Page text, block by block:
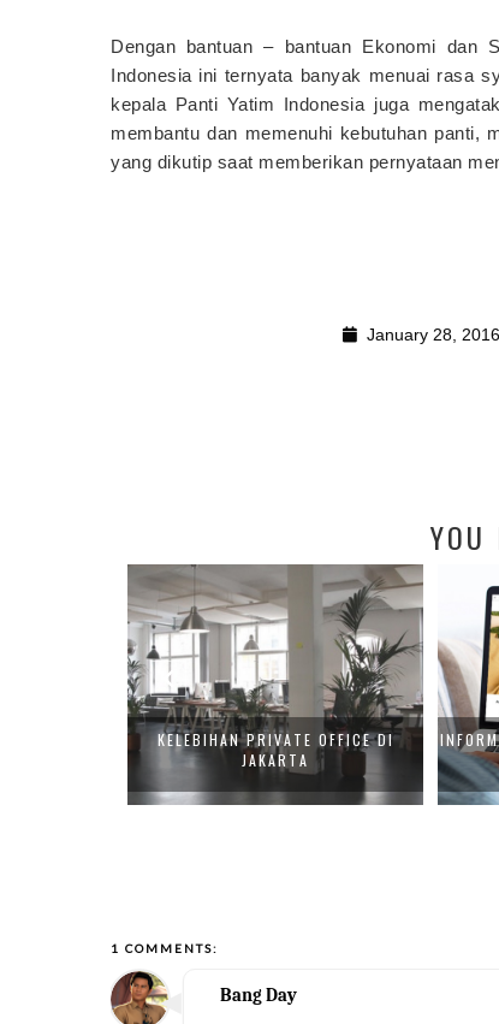
Dengan bantuan – bantuan Ekonomi dan
Indonesia ini ternyata banyak menuai rasa
kepala Panti Yatim Indonesia juga
membantu dan memenuhi kebutuhan panti,
yang dikutip saat memberikan pernyataan
January 28, 2016
KELEBIHAN PRIVATE OFFICE DI
JAKARTA
1 COMMENTS:
Bang Day